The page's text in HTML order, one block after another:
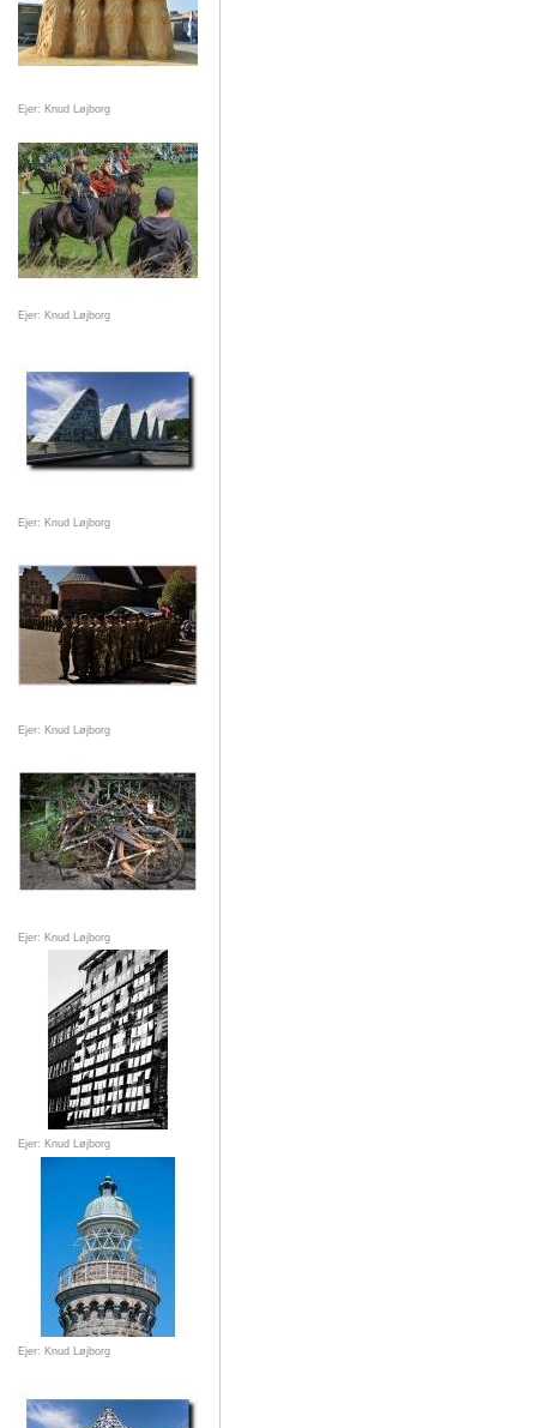
Ejer: Knud Løjborg
Ejer: Knud Løjborg
Ejer: Knud Løjborg
Ejer: Knud Løjborg
Ejer: Knud Løjborg
Ejer: Knud Løjborg
Ejer: Knud Løjborg